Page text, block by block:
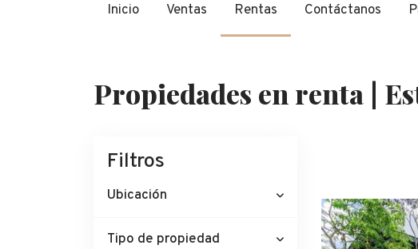
Inicio Ventas Rentas Contáctanos
Propiedades en renta |
Filtros
Ubicación
Tipo de propiedad